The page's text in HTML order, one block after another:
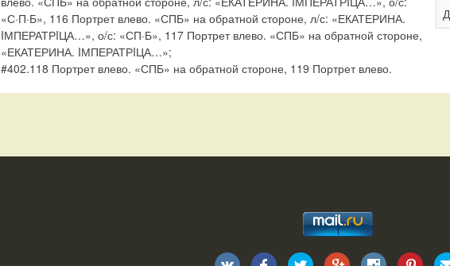
«С·П·Б», 116 Портрет влево. «СПБ» на обратной стороне, л/с: «ЕКАТЕРИНА.
IМПЕРАТРIЦА…», о/с: «СП·Б», 117 Портрет влево. «СПБ» на обратной стороне,
«ЕКАТЕРИНА. IМПЕРАТРIЦА…»;
#402.118 Портрет влево. «СПБ» на обратной стороне, 119 Портрет влево.